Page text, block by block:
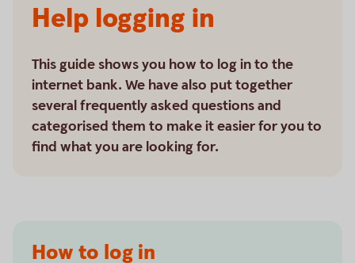
Help logging in
This guide shows you how to log in to the
internet bank. We have also put together
several frequently asked questions and
categorised them to make it easier for you to
find what you are looking for.
How to log in